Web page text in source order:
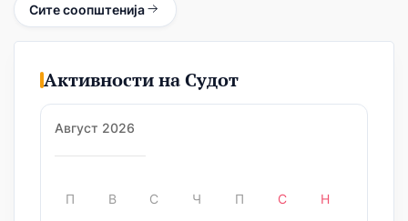
Сите соопштенија
Активности на Судот
Август 2026
П В С Ч П С Н